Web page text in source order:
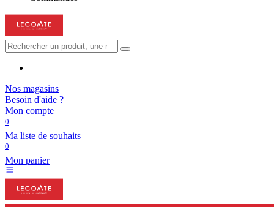
Nos magasins
Besoin d'aide ?
Mon compte
0
Ma liste de souhaits
0
Mon panier